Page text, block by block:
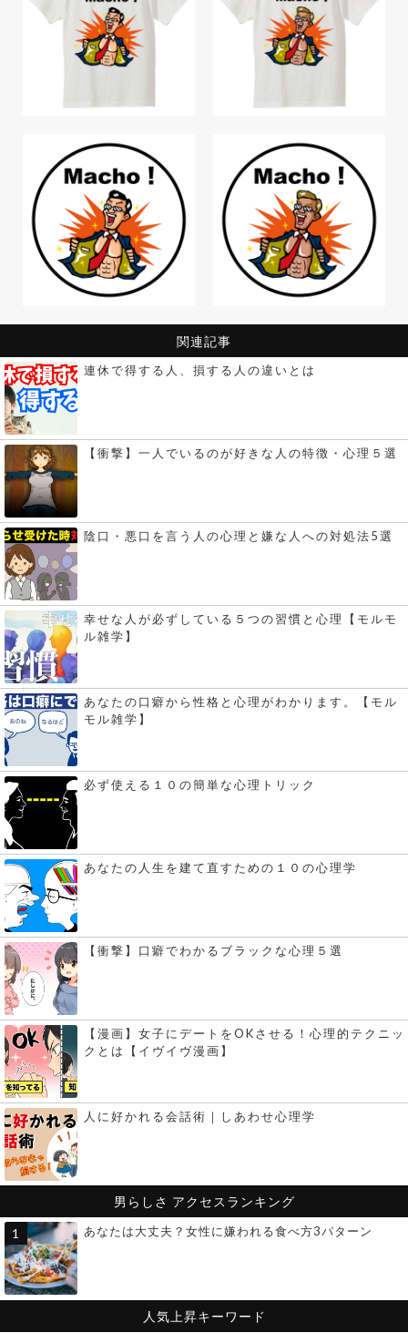
関連記事
連休で得する人、損する人の違いとは
【衝撃】一人でいるのが好きな人の特徴・心理５選
陰口・悪口を言う人の心理と嫌な人への対処法5選
幸せな人が必ずしている５つの習慣と心理【モルモ
ル雑学】
あなたの口癖から性格と心理がわかります。【モル
モル雑学】
必ず使える１０の簡単な心理トリック
あなたの人生を建て直すための１０の心理学
【衝撃】口癖でわかるブラックな心理５選
【漫画】女子にデートをOKさせる！心理的テクニッ
クとは【イヴイヴ漫画】
人に好かれる会話術｜しあわせ心理学
男らしさ アクセスランキング
あなたは大丈夫？女性に嫌われる食べ方3パターン
人気上昇キーワード